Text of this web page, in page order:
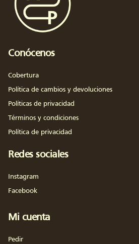
Conócenos
Cobertura
Política de cambios y devoluciones
Políticas de privacidad
Términos y condiciones
Política de privacidad
Redes sociales
Instagram
Facebook
Mi cuenta
Pedir